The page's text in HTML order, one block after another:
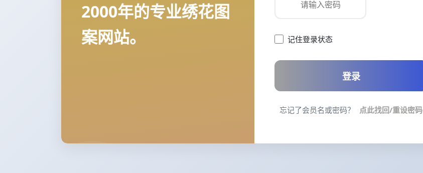
2000年的专业绣花图
案网站。
记住登录状态
登录
忘记了会员名或密码？ 点此找回/重设密码